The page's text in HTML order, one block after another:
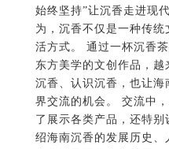
始终坚持”让沉香走进现
为，沉香不仅是一种传
活方式。 通过一杯沉香
东方美学的文创作品，
沉香、认识沉香，也让
界交流的机会。 交流中
了展示各类产品，还特
绍海南沉香的发展历史